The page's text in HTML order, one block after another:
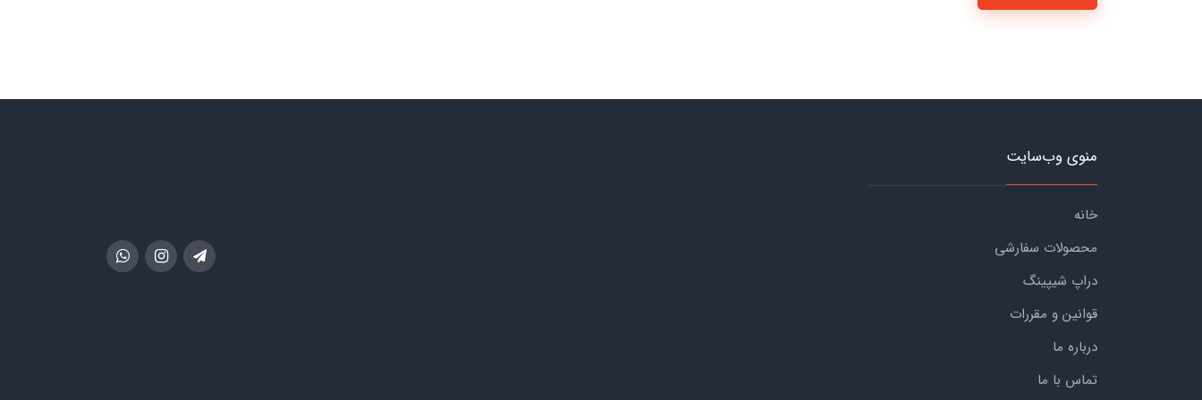
منوی وب‌سایت
خانه
محصولات سفارشی
دراپ شیپینگ
قوانین و مقررات
درباره ما
تماس با ما